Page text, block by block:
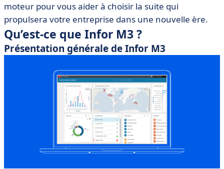
moteur pour vous aider à choisir la suite qui
propulsera votre entreprise dans une nouvelle ère.
Qu’est-ce que Infor M3 ?
Présentation générale de Infor M3